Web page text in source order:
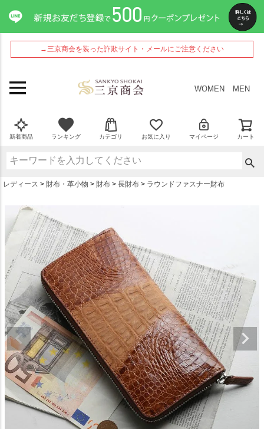
→三京商会を装った詐欺サイト・メールにご注意ください
WOMEN MEN
新着商品 ランキング カテゴリ お気に入り マイページ カート
レディース 財布・革小物 財布 長財布 ラウンドファスナー財布
ペー
ジト
ップ
へ